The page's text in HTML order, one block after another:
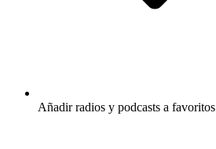
Añadir radios y podcasts a favoritos